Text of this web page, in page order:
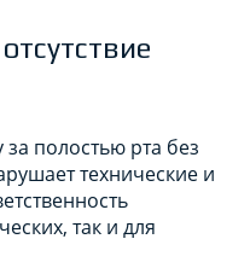
за полостью рта без
технические и
так и для